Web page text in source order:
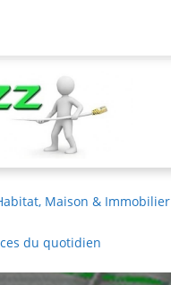
Maison & Immobilier
du quotidien